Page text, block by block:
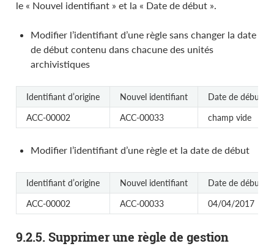
le « Nouvel identifiant » et la « Date de début ».
Modifier l’identifiant d’une règle sans changer la date
de début contenu dans chacune des unités
archivistiques
Identifiant d’origine Nouvel identifiant
Date de début
ACC-00002
ACC-00033 champ vide
Modifier l’identifiant d’une règle et la date de début
Identifiant d’origine Nouvel identifiant
Date de début
ACC-00002
ACC-00033 04/04/2017
9.2.5. Supprimer une règle de gestion